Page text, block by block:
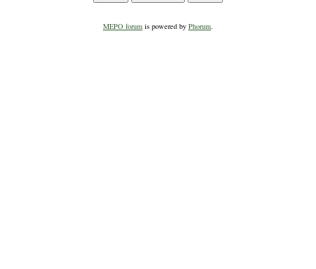
MEPO forum is powered by Phorum.